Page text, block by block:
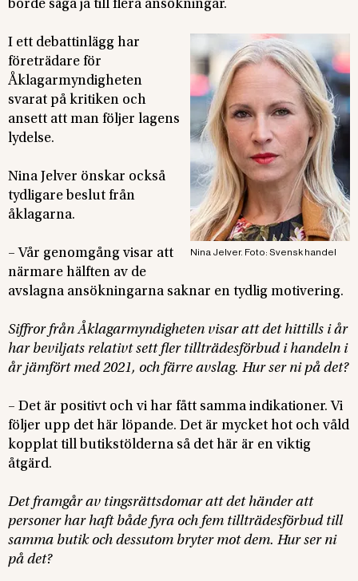
borde säga ja till flera ansökningar.
Nina Jelver. Foto: Svensk handel
I ett debattinlägg har
företrädare för
Åklagarmyndigheten
svarat på kritiken och
ansett att man följer lagens
lydelse.
Nina Jelver önskar också
tydligare beslut från
åklagarna.
– Vår genomgång visar att
närmare hälften av de
avslagna ansökningarna saknar en tydlig motivering.
Siffror från Åklagarmyndigheten visar att det hittills i år
har beviljats relativt sett fler tillträdesförbud i handeln i
år jämfört med 2021, och färre avslag. Hur ser ni på det?
– Det är positivt och vi har fått samma indikationer. Vi
följer upp det här löpande. Det är mycket hot och våld
kopplat till butikstölderna så det här är en viktig
åtgärd.
Det framgår av tingsrättsdomar att det händer att
personer har haft både fyra och fem tillträdesförbud till
samma butik och dessutom bryter mot dem. Hur ser ni
på det?